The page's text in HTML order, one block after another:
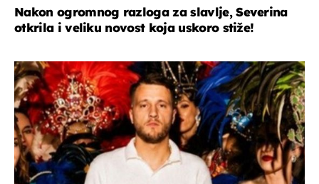
Nakon ogromnog razloga za slavlje, Severina
otkrila i veliku novost koja uskoro stiže!